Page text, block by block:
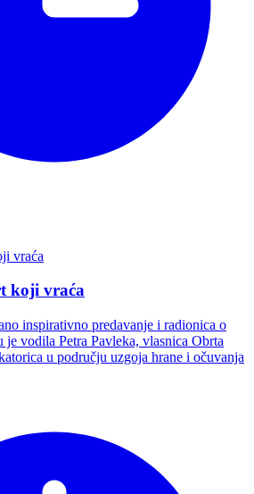
koji vraća
inspirativno predavanje i radionica o
vodila Petra Pavleka, vlasnica Obrta
u području uzgoja hrane i očuvanja